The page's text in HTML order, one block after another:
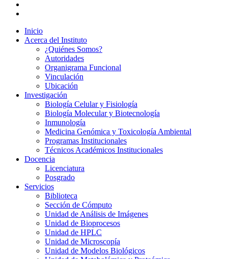
Inicio
Acerca del Instituto
¿Quiénes Somos?
Autoridades
Organigrama Funcional
Vinculación
Ubicación
Investigación
Biología Celular y Fisiología
Biología Molecular y Biotecnología
Inmunología
Medicina Genómica y Toxicología Ambiental
Programas Institucionales
Técnicos Académicos Institucionales
Docencia
Licenciatura
Posgrado
Servicios
Biblioteca
Sección de Cómputo
Unidad de Análisis de Imágenes
Unidad de Bioprocesos
Unidad de HPLC
Unidad de Microscopía
Unidad de Modelos Biológicos